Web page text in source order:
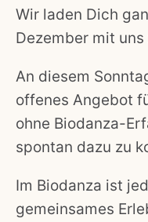
Wir laden Dich
Dezember mit uns
An diesem
offenes Angebot
ohne Biodanza-
spontan dazu zu
Im Biodanza ist
gemeinsames